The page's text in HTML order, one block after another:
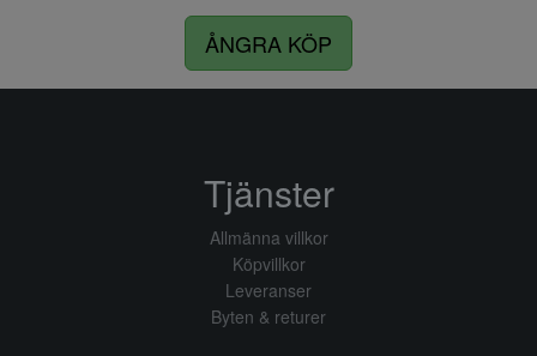
ÅNGRA KÖP
Tjänster
Allmänna villkor
Köpvillkor
Leveranser
Byten & returer